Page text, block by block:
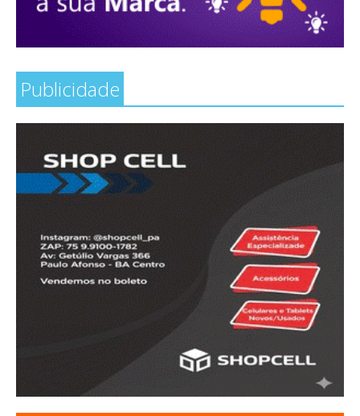
Publicidade